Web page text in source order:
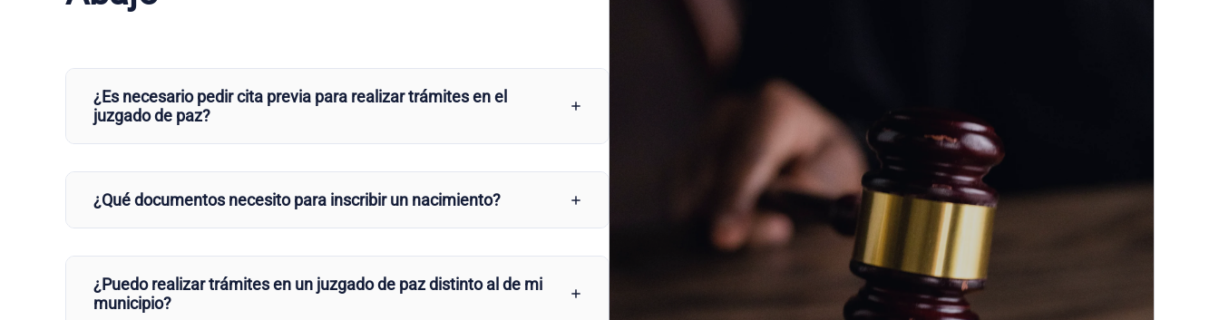
¿Es necesario pedir cita previa para realizar trámites en el
juzgado de paz?
¿Qué documentos necesito para inscribir un nacimiento?
¿Puedo realizar trámites en un juzgado de paz distinto al de mi
municipio?